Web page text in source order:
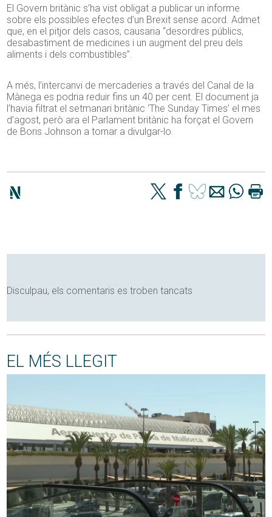
El Govern britànic s’ha vist obligat a publicar un informe
sobre els possibles efectes d’un Brexit sense acord. Admet
que, en el pitjor dels casos, causaria “desordres públics,
desabastiment de medicines i un augment del preu dels
aliments i dels combustibles”.
A més, l’intercanvi de mercaderies a través del Canal de la
Mànega es podria reduir fins un 40 per cent. El document ja
l’havia filtrat el setmanari britànic ‘The Sunday Times’ el mes
d’agost, però ara el Parlament britànic ha forçat el Govern
de Boris Johnson a tornar a divulgar-lo.
Disculpau, els comentaris es troben tancats
EL MÉS LLEGIT